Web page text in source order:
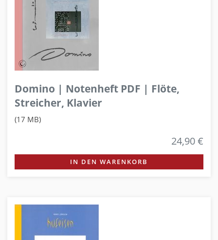
Domino | Notenheft PDF | Flöte,
Streicher, Klavier
(17 MB)
24,90 €
IN DEN WARENKORB